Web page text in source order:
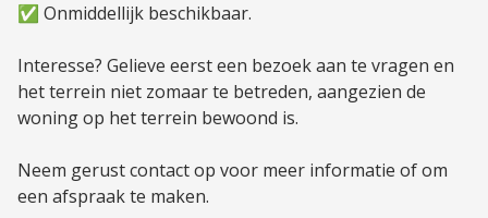
✅ Onmiddellijk beschikbaar.
Interesse? Gelieve eerst een bezoek aan te vragen en
het terrein niet zomaar te betreden, aangezien de
woning op het terrein bewoond is.
Neem gerust contact op voor meer informatie of om
een afspraak te maken.